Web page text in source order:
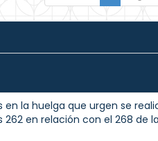
la huelga que urgen se
en relación con el 268 de